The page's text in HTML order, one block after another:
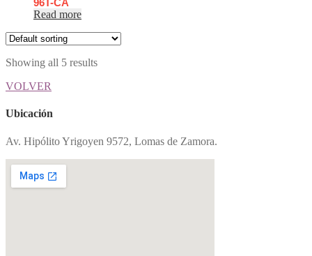
96T-CA
Read more
Showing all 5 results
VOLVER
Ubicación
Av. Hipólito Yrigoyen 9572, Lomas de Zamora.